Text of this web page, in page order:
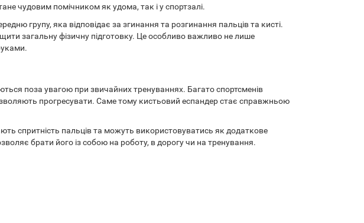
чудовим помічником як удома, так і у спортзалі.
групу, яка відповідає за згинання та розгинання пальців та кисті.
загальну фізичну підготовку. Це особливо важливо не лише
поза увагою при звичайних тренуваннях. Багато спортсменів
прогресувати. Саме тому кистьовий еспандер стає справжньою
спритність пальців та можуть використовуватись як додаткове
брати його із собою на роботу, в дорогу чи на тренування.